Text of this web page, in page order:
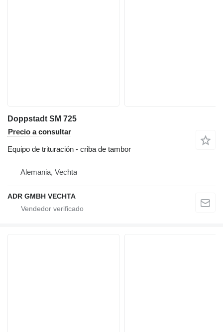
Doppstadt SM 725
Precio a consultar
Equipo de trituración - criba de tambor
Alemania, Vechta
ADR GMBH VECHTA